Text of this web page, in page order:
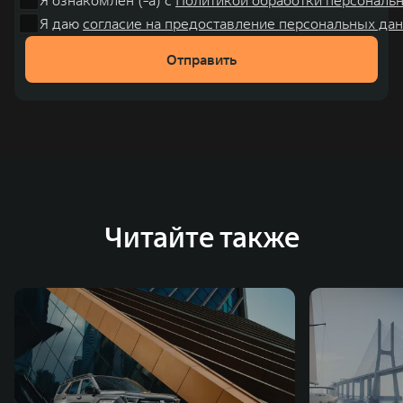
Я даю согласие на предоставление персональных
Отправить
Читайте также